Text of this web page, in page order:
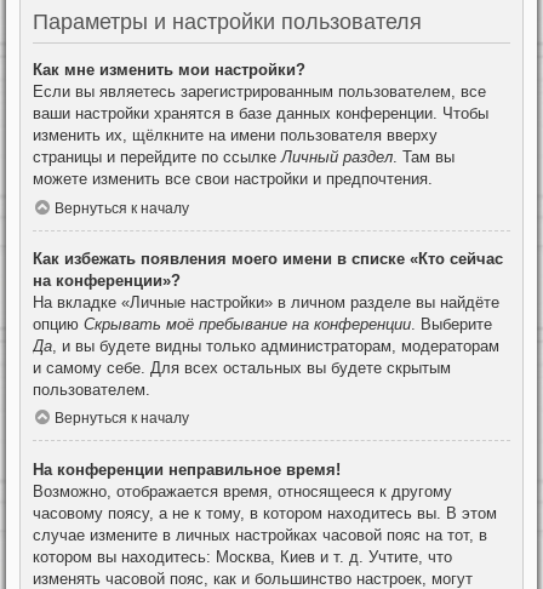
Параметры и настройки пользователя
Как мне изменить мои настройки?
Если вы являетесь зарегистрированным пользователем, все
ваши настройки хранятся в базе данных конференции. Чтобы
изменить их, щёлкните на имени пользователя вверху
страницы и перейдите по ссылкеЛичный раздел. Там вы
можете изменить все свои настройки и предпочтения.
Вернуться к началу
Как избежать появления моего имени в списке «Кто сейчас
на конференции»?
На вкладке «Личные настройки» в личном разделе вы найдёте
опцию Скрывать моё пребывание на конференции . Выберите
Да , и вы будете видны только администраторам, модераторам
и самому себе. Для всех остальных вы будете скрытым
пользователем.
Вернуться к началу
На конференции неправильное время!
Возможно, отображается время, относящееся к другому
часовому поясу, а не к тому, в котором находитесь вы. В этом
случае измените в личных настройках часовой пояс на тот, в
котором вы находитесь: Москва, Киев и т. д. Учтите, что
изменять часовой пояс, как и большинство настроек, могут